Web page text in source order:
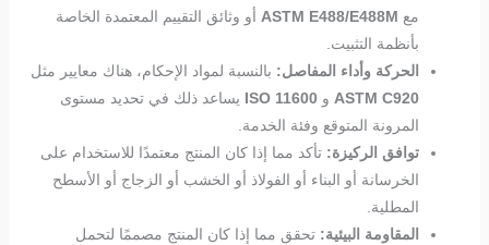
مع ASTM E488/E488Mأو وثائق التقييم المعتمدة الخاصة
بأنظمة التثبيت.
الحركة وأداء المفاصل: بالنسبة لمواد الإحكام، هناك معايير مثل
ASTM C920و ISO 11600 يساعد ذلك في تحديد مستوى
المرونة المتوقع وفئة الخدمة.
توافق الركيزة: تأكد مما إذا كان المنتج معتمدًا للاستخدام على
الخرسانة أو البناء أو الفولاذ أو الخشب أو الزجاج أو الأسطح
المطلية.
المقاومة البيئية: تحقق مما إذا كان المنتج مصممًا لتحمل